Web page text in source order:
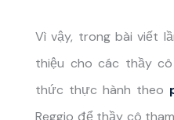
Vì vậy, trong bài viết
thiệu cho các thầy
thức thực hành theo
Reggio để thầy cô